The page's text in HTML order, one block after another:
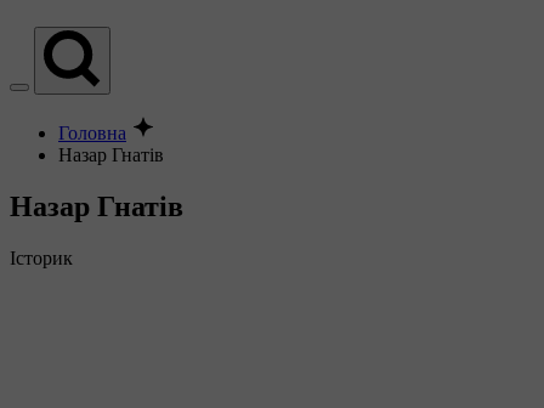
Головна
Назар Гнатів
Назар Гнатів
Історик